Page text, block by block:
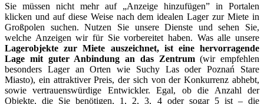
Sie müssen nicht mehr auf „Anzeige hinzufügen” in Portalen
klicken und auf diese Weise nach dem idealen Lager zur Miete in
Großpolen suchen. Nutzen Sie unsere Dienste und sehen Sie,
welche Anzeigen wir für Sie vorbereitet haben. Was alle unsere
Lagerobjekte zur Miete auszeichnet, ist eine hervorragende
Lage mit guter Anbindung an das Zentrum(wir empfehlen
besonders Lager an Orten wie Suchy Las oder Poznań Stare
Miasto), ein attraktiver Preis, der sich von der Konkurrenz abhebt,
sowie vertrauenswürdige Entwickler. Egal, ob die Anzahl der
Objekte, die Sie benötigen, 1, 2, 3, 4 oder sogar 5 ist – die